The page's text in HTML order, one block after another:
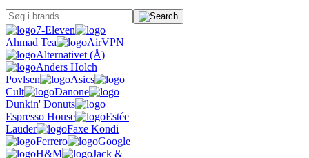
7-Eleven
Ahmad Tea
AirVPN
Alternativet (Å)
Anders Holch
Povlsen
Asics
Cult
Danone
Dunkin' Donuts
Espresso House
Estée
Lauder
Faxe Kondi
Ferrero
Google
H&M
Jack &